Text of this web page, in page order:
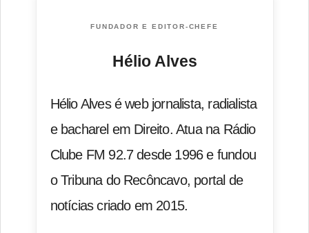
FUNDADOR E EDITOR-CHEFE
Hélio Alves
Hélio Alves é web jornalista, radialista
e bacharel em Direito. Atua na Rádio
Clube FM 92.7 desde 1996 e fundou
o Tribuna do Recôncavo, portal de
notícias criado em 2015.